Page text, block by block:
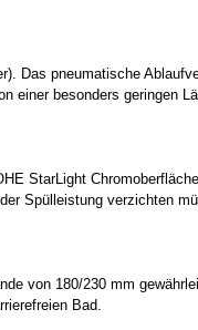
Das pneumatische
einer besonders geringen
StarLight
Spülleistung verzichten
von 180/230 mm
Bad.